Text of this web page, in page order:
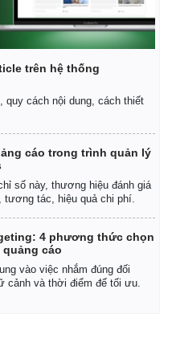
Video
Ảnh
E-Magazine
trên hệ thống
quy cách nội dung, cách thiết
cáo trong trình quản lý
số này, thương hiệu đánh giá
tương tác, hiệu quả chi phí.
4 phương thức chọn
cáo
vào việc nhắm đúng đối
cảnh và thời điểm để tối ưu.